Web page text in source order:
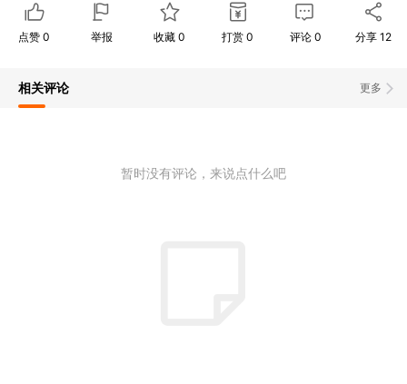
点赞 0 举报 收藏0 打赏 0 评论 0 分享 12
更多
相关评论
暂时没有评论，来说点什么吧